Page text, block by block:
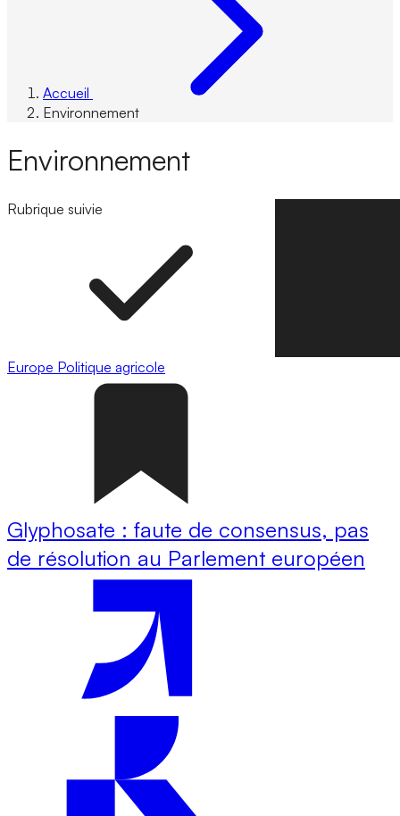
Accueil
Environnement
Environnement
Rubrique suivie
Europe Politique agricole
Glyphosate : faute de consensus, pas
de résolution au Parlement européen